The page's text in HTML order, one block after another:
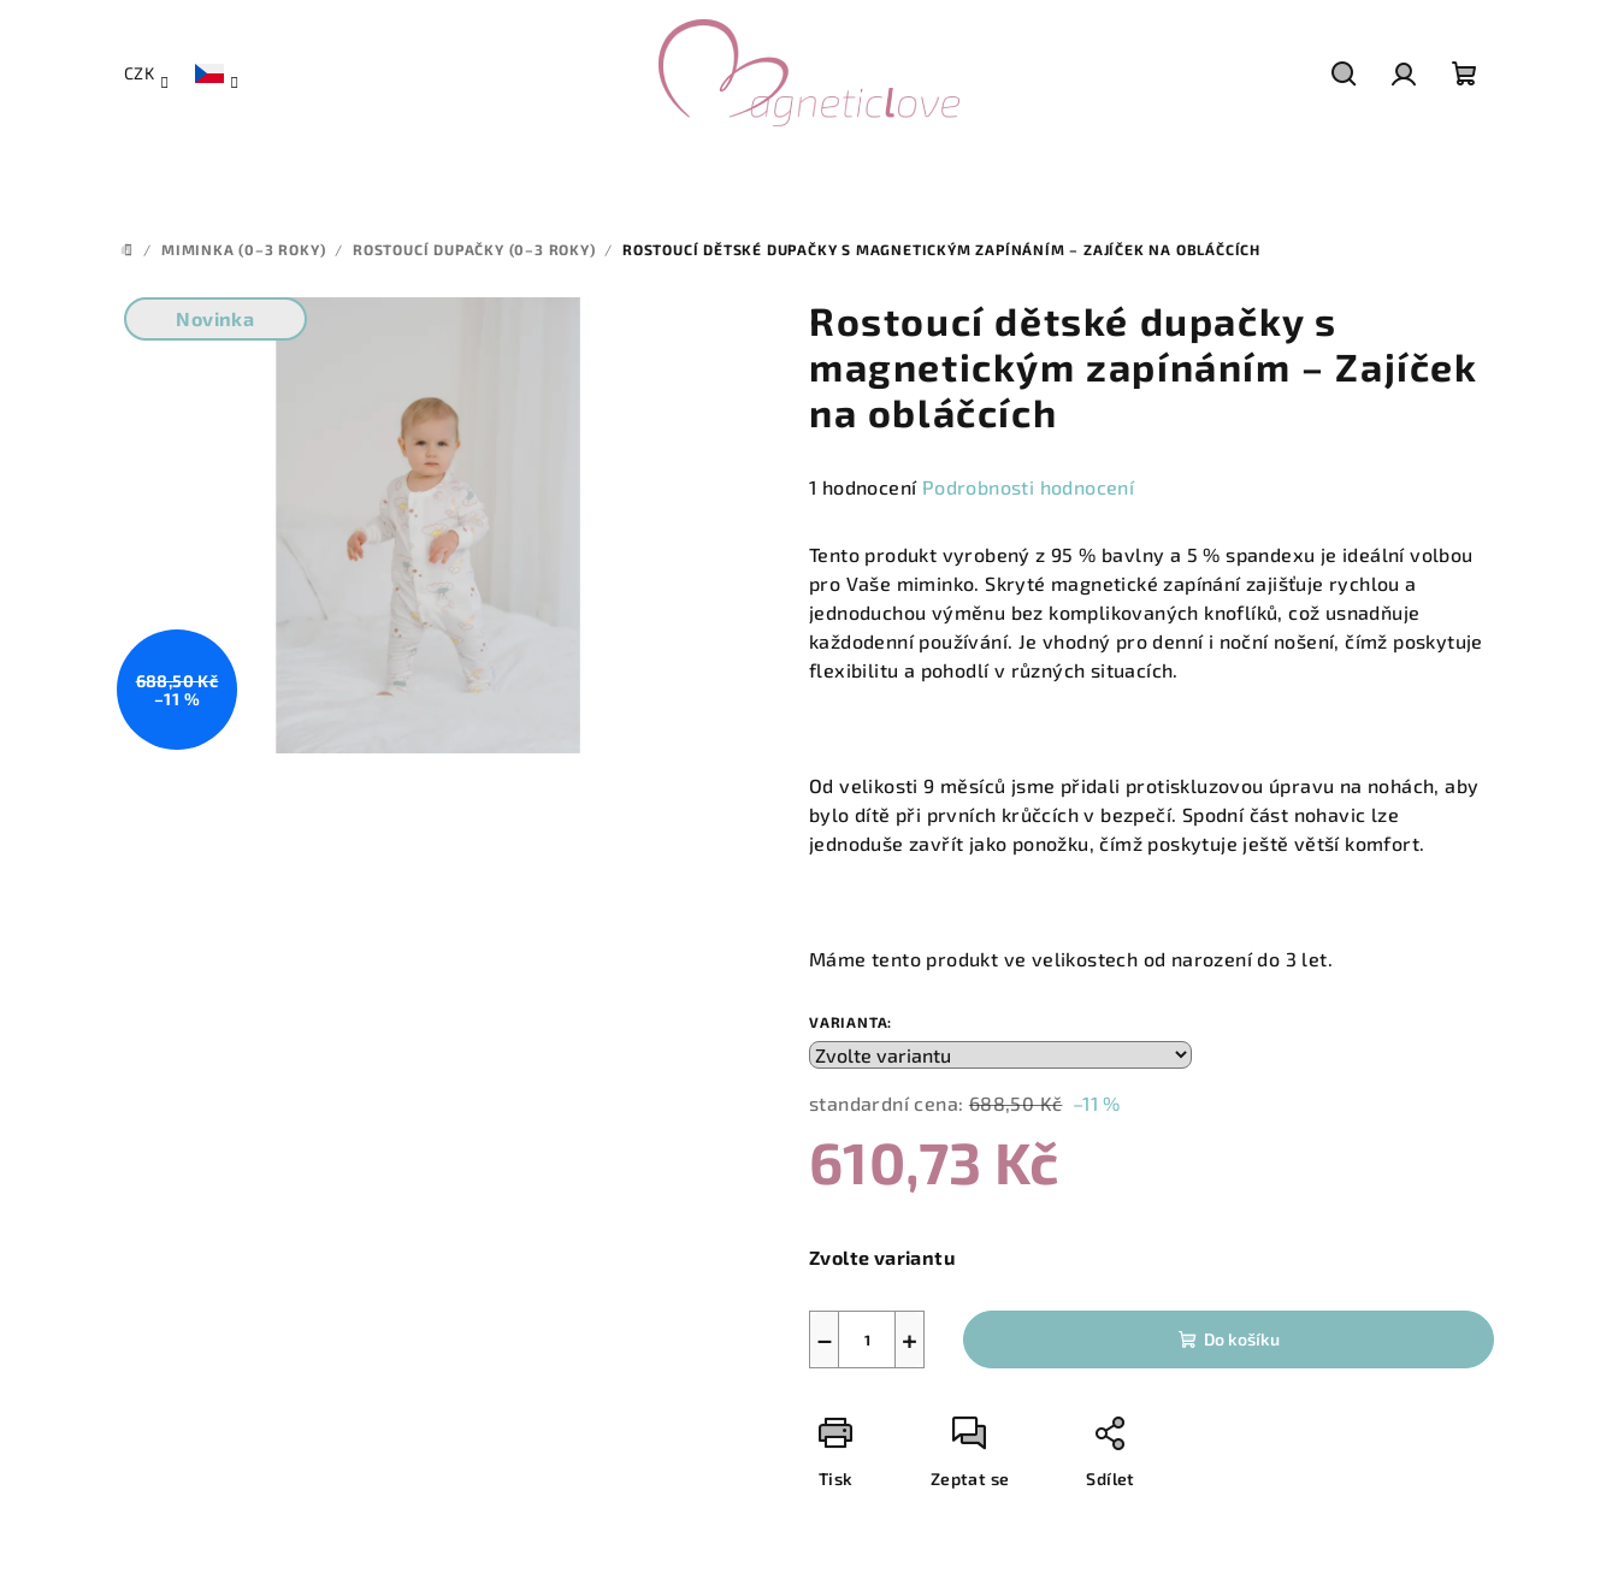
CZK
DOMŮ
/ MIMINKA (0–3 ROKY) / ROSTOUCÍ DUPAČKY (0–3 ROKY) / ROSTOUCÍ DĚTSKÉ DUPAČKY S MAGNETICKÝM ZAPÍNÁNÍM – ZAJÍČEK NA OBLÁČCÍCH
Rostoucí dětské dupačky s
magnetickým zapínáním – Zajíček
na obláčcích
Průměrné
produktu
5,0
z
5
1 hodnocení Podrobnosti hodnocení
Tento produkt vyrobený z 95 % bavlny a 5 % spandexu je ideální volbou
pro Vaše miminko. Skryté magnetické zapínání zajišťuje rychlou a
jednoduchou výměnu bez komplikovaných knoflíků, což usnadňuje
každodenní používání. Je vhodný pro denní i noční nošení, čímž poskytuje
flexibilitu a pohodlí v různých situacích.
Od velikosti 9 měsíců jsme přidali protiskluzovou úpravu na nohách, aby
bylo dítě při prvních krůčcích v bezpečí. Spodní část nohavic lze
jednoduše zavřít jako ponožku, čímž poskytuje ještě větší komfort.
Máme tento produkt ve velikostech od narození do 3 let.
VARIANTA:
standardní cena: 688,50 Kč –11 %
610,73 Kč
cena:
Zvolte variantu
+
− Do košíku
Tisk Zeptat se Sdílet
Novinka
688,50 Kč
–11 %